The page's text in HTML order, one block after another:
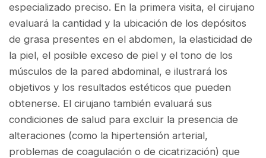
especializado preciso. En la primera visita, el cirujano
evaluará la cantidad y la ubicación de los depósitos
de grasa presentes en el abdomen, la elasticidad de
la piel, el posible exceso de piel y el tono de los
músculos de la pared abdominal, e ilustrará los
objetivos y los resultados estéticos que pueden
obtenerse. El cirujano también evaluará sus
condiciones de salud para excluir la presencia de
alteraciones (como la hipertensión arterial,
problemas de coagulación o de cicatrización) que